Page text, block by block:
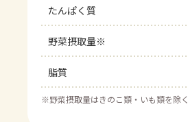
たんぱく質
野菜摂取量※
脂質
※野菜摂取量はきのこ類・いも類を除く